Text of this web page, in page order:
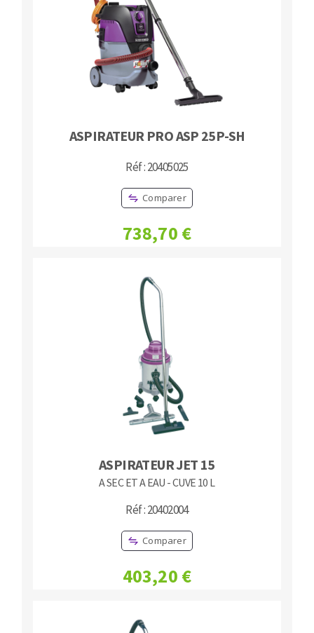
ASPIRATEUR PRO ASP 25P-SH
Réf : 20405025
Comparer
738,70 €
ASPIRATEUR JET 15
A SEC ET A EAU - CUVE 10 L
Réf : 20402004
Comparer
403,20 €